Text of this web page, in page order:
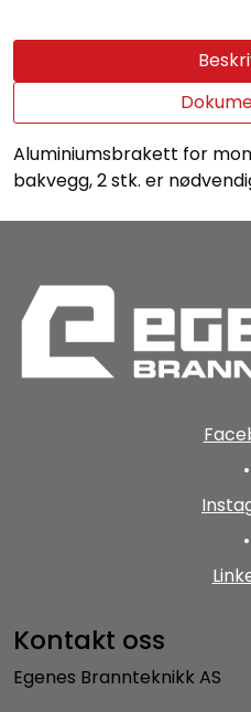
Aluminiumsbrakett for
bakvegg, 2 stk. er
•
•
Kontakt oss
Egenes Brannteknikk AS